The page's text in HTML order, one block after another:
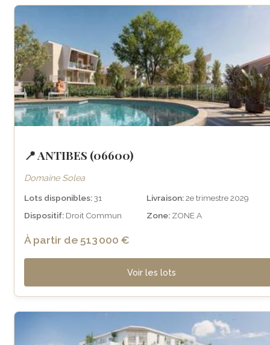
📍 ANTIBES (06600)
Domaine Solea
Lots disponibles:31 Livraison:2e trimestre 2029
Dispositif: Droit Commun Zone: ZONE A
À partir de 513 000 €
Voir les lots